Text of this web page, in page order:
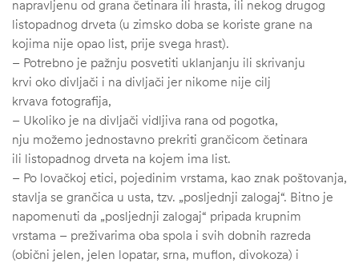
napravljenu od grana četinara ili hrasta, ili nekog drugog
listopadnog drveta (u zimsko doba se koriste grane na
kojima nije opao list, prije svega hrast).
– Potrebno je pažnju posvetiti uklanjanju ili skrivanju
krvi oko divljači i na divljači jer nikome nije cilj
krvava fotografija,
– Ukoliko je na divljači vidljiva rana od pogotka,
nju možemo jednostavno prekriti grančicom četinara
ili listopadnog drveta na kojem ima list.
– Po lovačkoj etici, pojedinim vrstama, kao znak poštovanja,
stavlja se grančica u usta, tzv. „posljednji zalogaj“. Bitno je
napomenuti da „posljednji zalogaj“ pripada krupnim
vrstama – preživarima oba spola i svih dobnih razreda
(obični jelen, jelen lopatar, srna, muflon, divokoza) i